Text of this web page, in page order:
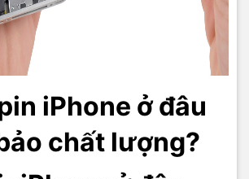
iPhone ở đâu
chất lượng?